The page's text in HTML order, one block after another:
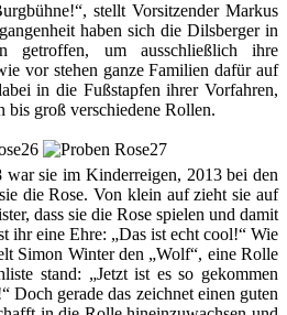
stellt Vorsitzender Markus
haben sich die Dilsberger in
getroffen, um ausschließlich ihre
vor stehen ganze Familien dafür auf
in die Fußstapfen ihrer Vorfahren,
bis groß verschiedene Rollen.
war sie im Kinderreigen, 2013 bei den
die Rose. Von klein auf zieht sie auf
dass sie die Rose spielen und damit
ihr eine Ehre: „Das ist echt cool!“ Wie
Simon Winter den „Wolf“, eine Rolle
stand: „Jetzt ist es so gekommen
Doch gerade das zeichnet einen guten